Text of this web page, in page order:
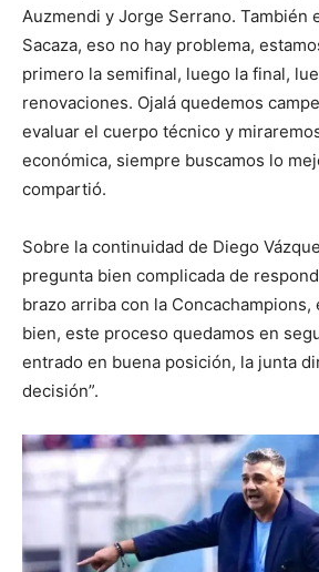
Auzmendi y Jorge Serrano. También
Sacaza, eso no hay problema,
primero la semifinal, luego la final,
renovaciones. Ojalá quedemos
evaluar el cuerpo técnico y
económica, siempre buscamos lo
compartió.
Sobre la continuidad de Diego
pregunta bien complicada de
brazo arriba con la Concachampions,
bien, este proceso quedamos en
entrado en buena posición, la junta
decisión”.